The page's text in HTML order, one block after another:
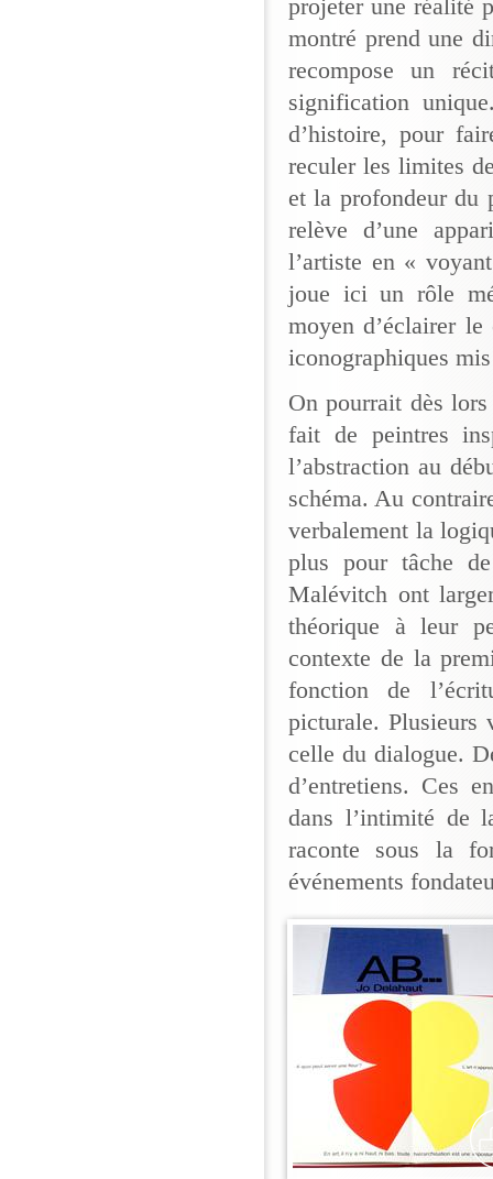
projeter une réalité
montré prend une
recompose un
signification
d’histoire, pour
reculer les limites
et la profondeur du
relève d’une
l’artiste en «
joue ici un rôle
moyen d’éclairer
iconographiques
On pourrait dès
fait de peintres
l’abstraction au
schéma. Au
verbalement la
plus pour tâche
Malévitch ont
théorique à leur
contexte de la
fonction de
picturale. Plusieurs
celle du dialogue.
d’entretiens. Ces
dans l’intimité de
raconte sous la
événements